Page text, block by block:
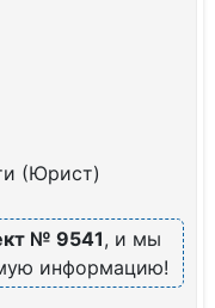
(Юрист)
№ 9541, и мы
информацию!